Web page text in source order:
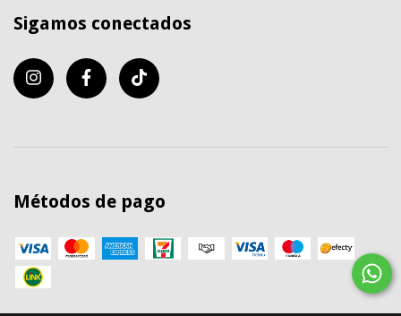
Sigamos conectados
Métodos de pago